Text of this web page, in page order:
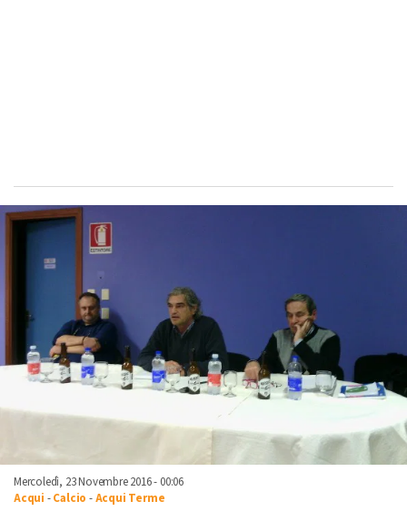
Mercoledì, 23 Novembre 2016 - 00:06
Acqui -Calcio -Acqui Terme